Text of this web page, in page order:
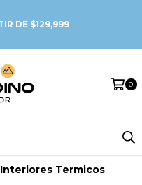
0
Interiores Termicos